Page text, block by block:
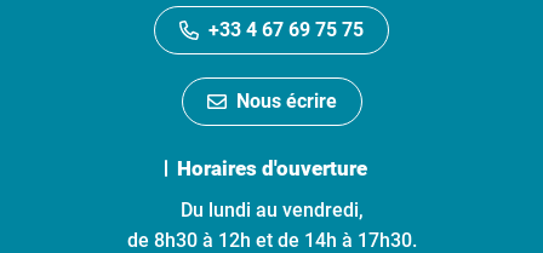
+33 4 67 69 75 75
Nous écrire
Horaires d'ouverture
Du lundi au vendredi,
de 8h30 à 12h et de 14h à 17h30.